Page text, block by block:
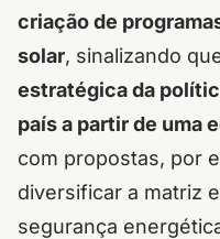
criação de
solar, sinalizando
estratégica da
país a partir de uma
com propostas, por
diversificar a matriz
segurança